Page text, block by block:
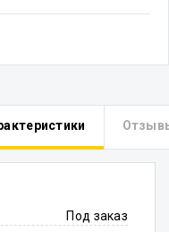
Под заказ